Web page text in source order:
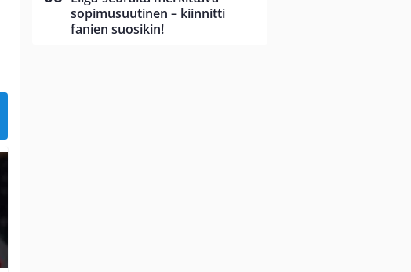
sopimusuutinen – kiinnitti
fanien suosikin!